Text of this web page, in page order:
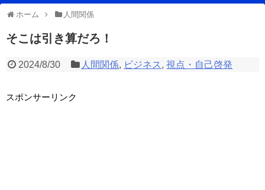
ホーム 人間関係
そこは引き算だろ！
2024/8/30 人間関係, ビジネス,視点・自己啓発
スポンサーリンク